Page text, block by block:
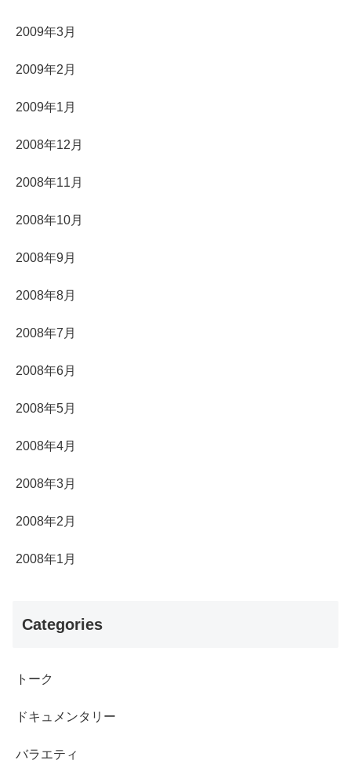
2009年3月
2009年2月
2009年1月
2008年12月
2008年11月
2008年10月
2008年9月
2008年8月
2008年7月
2008年6月
2008年5月
2008年4月
2008年3月
2008年2月
2008年1月
Categories
トーク
ドキュメンタリー
バラエティ